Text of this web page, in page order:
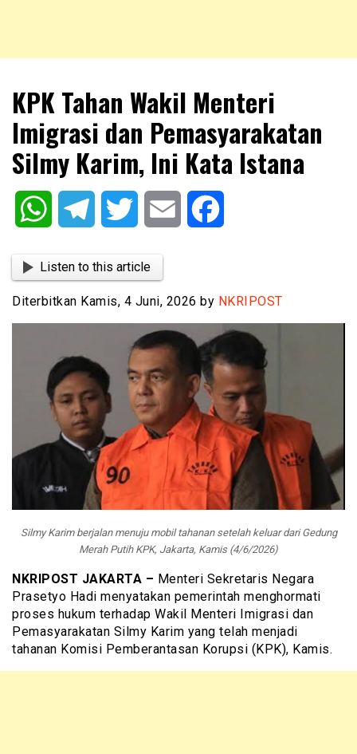
NKRIPOST
KPK Tahan Wakil Menteri
Imigrasi dan Pemasyarakatan
Silmy Karim, Ini Kata Istana
WhatsAppTelegram Twitter Email
Listen to this article
Diterbitkan Kamis, 4 Juni, 2026 by NKRIPOST
Silmy Karim berjalan menuju mobil tahanan setelah keluar dari Gedung
Merah Putih KPK, Jakarta, Kamis (4/6/2026)
NKRIPOST JAKARTA – Menteri Sekretaris Negara
Prasetyo Hadi menyatakan pemerintah menghormati
proses hukum terhadap Wakil Menteri Imigrasi dan
Pemasyarakatan Silmy Karim yang telah menjadi
tahanan Komisi Pemberantasan Korupsi (KPK), Kamis.